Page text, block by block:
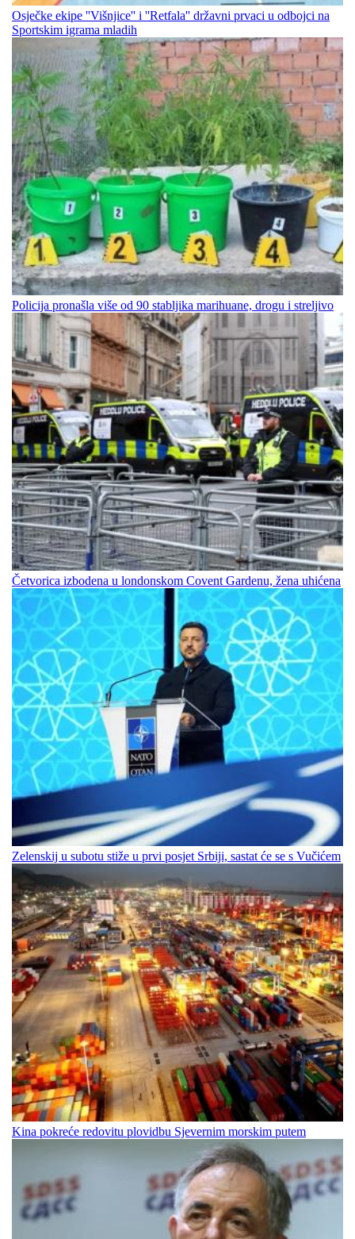
Osječke ekipe ''Višnjice'' i ''Retfala'' državni prvaci u odbojci na
Sportskim igrama mladih
Policija pronašla više od 90 stabljika marihuane, drogu i streljivo
Četvorica izbodena u londonskom Covent Gardenu, žena uhićena
Zelenskij u subotu stiže u prvi posjet Srbiji, sastat će se s Vučićem
Kina pokreće redovitu plovidbu Sjevernim morskim putem